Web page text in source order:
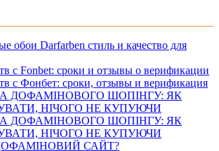
обои Darfarben стиль и качество для
с Fonbet: сроки и отзывы о верификации
с Фонбет: сроки, отзывы и верификация
ДОФАМІНОВОГО ШОПІНГУ: ЯК
НІЧОГО НЕ КУПУЮЧИ
ДОФАМІНОВОГО ШОПІНГУ: ЯК
НІЧОГО НЕ КУПУЮЧИ
САЙТ?